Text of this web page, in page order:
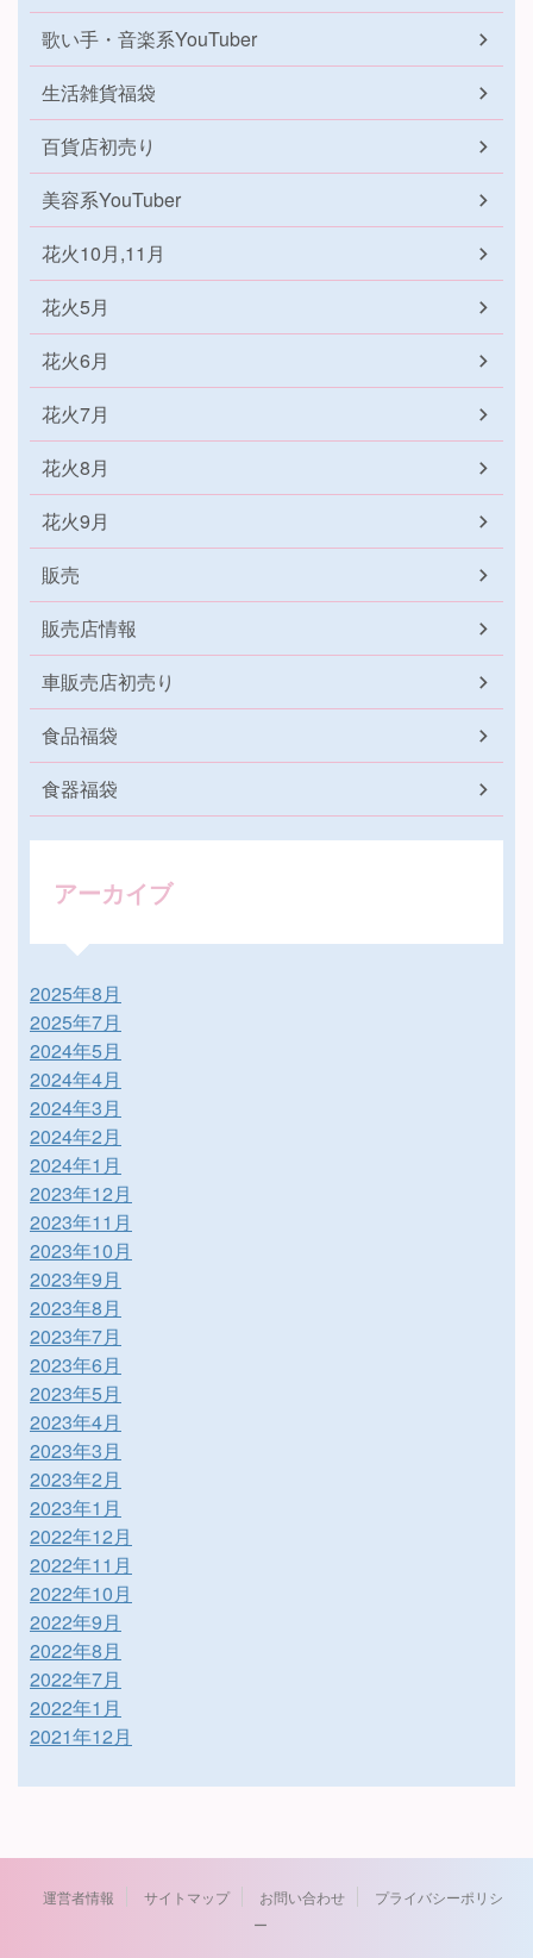
歌い手・音楽系YouTuber
生活雑貨福袋
百貨店初売り
美容系YouTuber
花火10月,11月
花火5月
花火6月
花火7月
花火8月
花火9月
販売
販売店情報
車販売店初売り
食品福袋
食器福袋
アーカイブ
2025年8月
2025年7月
2024年5月
2024年4月
2024年3月
2024年2月
2024年1月
2023年12月
2023年11月
2023年10月
2023年9月
2023年8月
2023年7月
2023年6月
2023年5月
2023年4月
2023年3月
2023年2月
2023年1月
2022年12月
2022年11月
2022年10月
2022年9月
2022年8月
2022年7月
2022年1月
2021年12月
運営者情報 サイトマップ お問い合わせ
プライバシーポリシ
ー